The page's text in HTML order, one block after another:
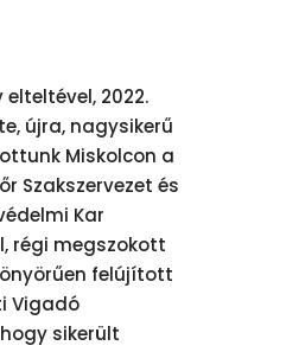
2022.
újra, nagysikerű
Miskolcon a
Szakszervezet és
Kar
régi megszokott
felújított
Vigadó
sikerült